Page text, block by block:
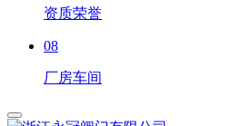
资质荣誉
08
厂房车间